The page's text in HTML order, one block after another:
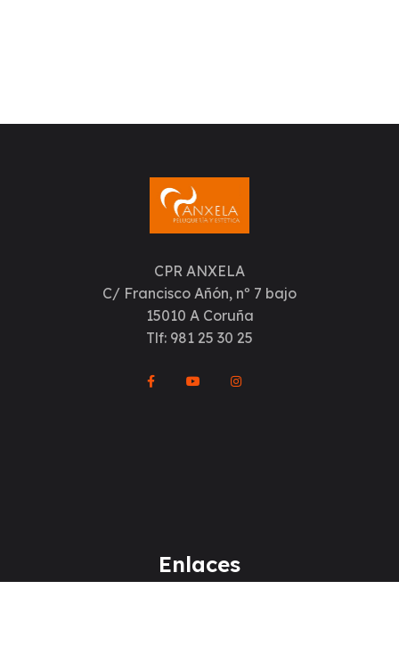
CPR ANXELA
C/ Francisco Añón, nº 7 bajo
15010 A Coruña
Tlf: 981 25 30 25
Enlaces